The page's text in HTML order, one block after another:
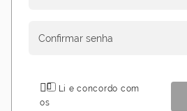
Confirmar senha
Li e concordo com
os